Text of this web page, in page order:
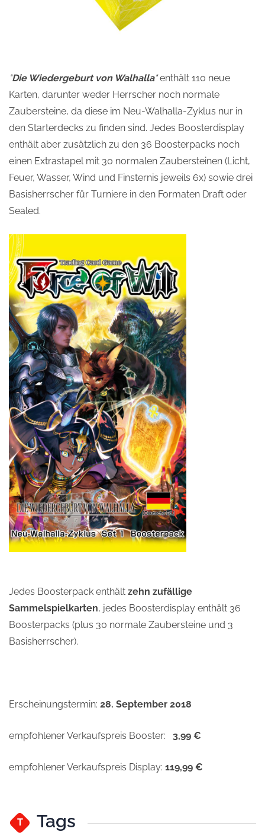
"Die Wiedergeburt von Walhalla"enthält 110 neue
Karten, darunter weder Herrscher noch normale
Zaubersteine, da diese im Neu-Walhalla-Zyklus nur in
den Starterdecks zu finden sind. Jedes Boosterdisplay
enthält aber zusätzlich zu den 36 Boosterpacks noch
einen Extrastapel mit 30 normalen Zaubersteinen (Licht,
Feuer, Wasser, Wind und Finsternis jeweils 6x) sowie drei
Basisherrscher für Turniere in den Formaten Draft oder
Sealed.
Jedes Boosterpack enthält zehn zufällige
Sammelspielkarten, jedes Boosterdisplay enthält 36
Boosterpacks (plus 30 normale Zaubersteine und 3
Basisherrscher).
Erscheinungstermin: 28. September 2018
empfohlener Verkaufspreis Booster: 3,99 €
empfohlener Verkaufspreis Display: 119,99 €
T Tags